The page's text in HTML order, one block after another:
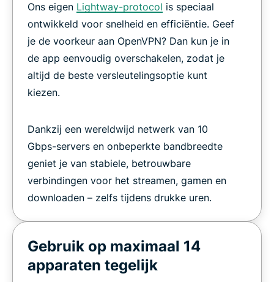
Ons eigen Lightway-protocol is speciaal
ontwikkeld voor snelheid en efficiëntie. Geef
je de voorkeur aan OpenVPN? Dan kun je in
de app eenvoudig overschakelen, zodat je
altijd de beste versleutelingsoptie kunt
kiezen.
Dankzij een wereldwijd netwerk van 10
Gbps-servers en onbeperkte bandbreedte
geniet je van stabiele, betrouwbare
verbindingen voor het streamen, gamen en
downloaden – zelfs tijdens drukke uren.
Gebruik op maximaal 14
apparaten tegelijk